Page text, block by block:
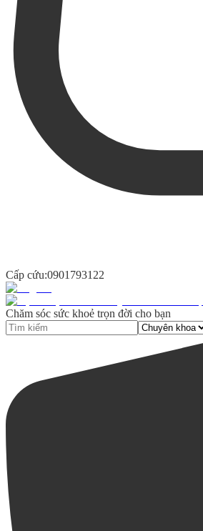
Cấp cứu:0901793122
Chăm sóc sức khoẻ trọn đời cho bạn